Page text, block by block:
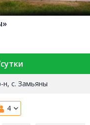
н, с. Замьяны
4